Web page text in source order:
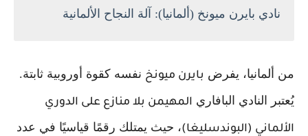
نادي بايرن ميونخ (ألمانيا): آلة النجاح الألمانية
من ألمانيا، يفرض بايرن ميونخ نفسه كقوة أوروبية ثابتة.
يُعتبر النادي البافاري المهيمن بلا منازع على الدوري
الألماني (البوندسليغا)، حيث يمتلك رقمًا قياسيًا في عدد